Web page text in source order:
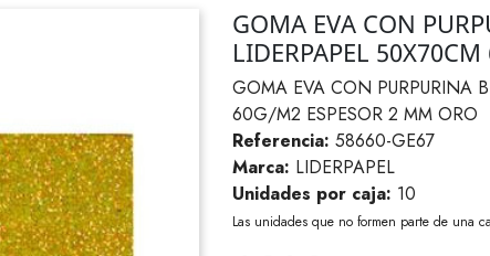
GOMA EVA CON
LIDERPAPEL
GOMA EVA CON PURPURINA
60G/M2 ESPESOR 2 MM ORO
Referencia: 58660-GE67
Marca: LIDERPAPEL
Unidades por caja: 10
Las unidades que no formen parte de una